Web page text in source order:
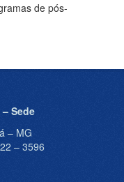
de pós-
Sede
– MG
– 3596